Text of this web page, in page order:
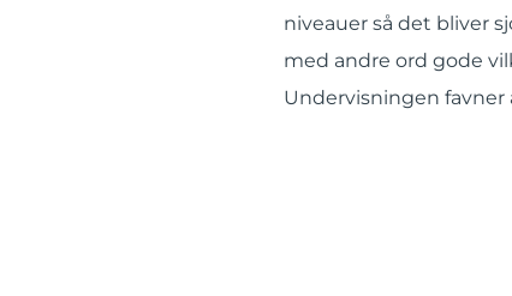
niveauer så det bliver
med andre ord gode
Undervisningen favner